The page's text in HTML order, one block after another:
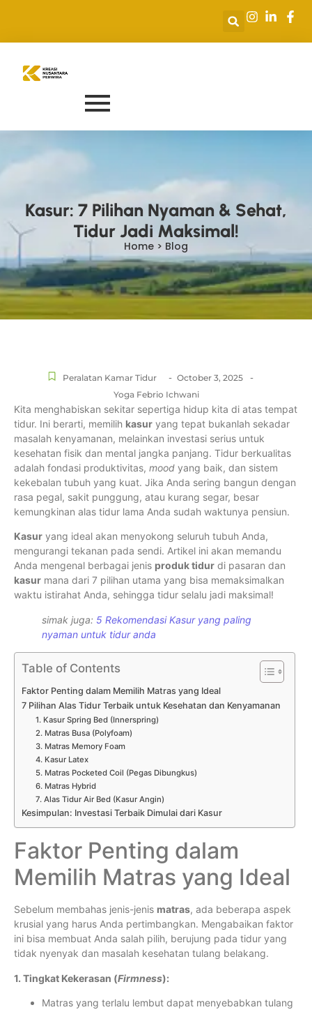
Kasur: 7 Pilihan Nyaman & Sehat,
Tidur Jadi Maksimal!
Home > Blog
Peralatan Kamar Tidur - October 3, 2025 -
Yoga Febrio Ichwani
Kita menghabiskan sekitar sepertiga hidup kita di atas tempat
tidur. Ini berarti, memilih kasur yang tepat bukanlah sekadar
masalah kenyamanan, melainkan investasi serius untuk
kesehatan fisik dan mental jangka panjang. Tidur berkualitas
adalah fondasi produktivitas, mood yang baik, dan sistem
kekebalan tubuh yang kuat. Jika Anda sering bangun dengan
rasa pegal, sakit punggung, atau kurang segar, besar
kemungkinan alas tidur lama Anda sudah waktunya pensiun.
Kasur yang ideal akan menyokong seluruh tubuh Anda,
mengurangi tekanan pada sendi. Artikel ini akan memandu
Anda mengenal berbagai jenis produk tidur di pasaran dan
kasur mana dari 7 pilihan utama yang bisa memaksimalkan
waktu istirahat Anda, sehingga tidur selalu jadi maksimal!
simak juga: 5 Rekomendasi Kasur yang paling
nyaman untuk tidur anda
Table of Contents
Faktor Penting dalam Memilih Matras yang Ideal
7 Pilihan Alas Tidur Terbaik untuk Kesehatan dan Kenyamanan
1. Kasur Spring Bed (Innerspring)
2. Matras Busa (Polyfoam)
3. Matras Memory Foam
4. Kasur Latex
5. Matras Pocketed Coil (Pegas Dibungkus)
6. Matras Hybrid
7. Alas Tidur Air Bed (Kasur Angin)
Kesimpulan: Investasi Terbaik Dimulai dari Kasur
Faktor Penting dalam
Memilih Matras yang Ideal
Sebelum membahas jenis-jenis matras, ada beberapa aspek
krusial yang harus Anda pertimbangkan. Mengabaikan faktor
ini bisa membuat Anda salah pilih, berujung pada tidur yang
tidak nyenyak dan masalah kesehatan tulang belakang.
1. Tingkat Kekerasan (Firmness):
Matras yang terlalu lembut dapat menyebabkan tulang